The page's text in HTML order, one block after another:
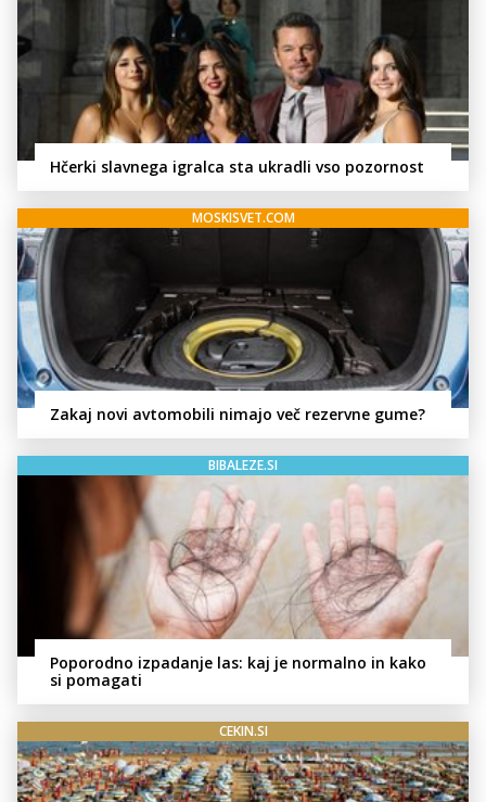
Hčerki slavnega igralca sta ukradli vso pozornost
MOSKISVET.COM
Zakaj novi avtomobili nimajo več rezervne gume?
BIBALEZE.SI
Poporodno izpadanje las: kaj je normalno in kako
si pomagati
CEKIN.SI